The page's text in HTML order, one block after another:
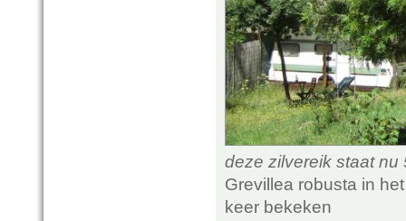
deze zilvereik staat nu
Grevillea robusta in
keer bekeken